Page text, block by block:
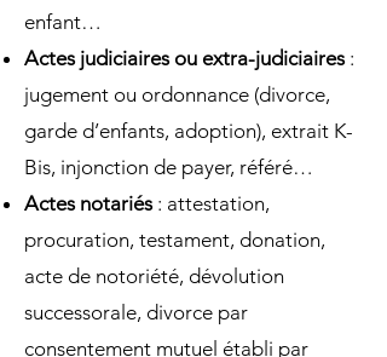
enfant…
Actes judiciaires ou extra-judiciaires:
jugement ou ordonnance (divorce,
garde d’enfants, adoption), extrait K-
Bis, injonction de payer, référé…
Actes notariés: attestation,
procuration, testament, donation,
acte de notoriété, dévolution
successorale, divorce par
consentement mutuel établi par